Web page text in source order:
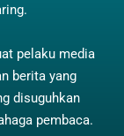
pelaku media
berita yang
disuguhkan
pembaca.